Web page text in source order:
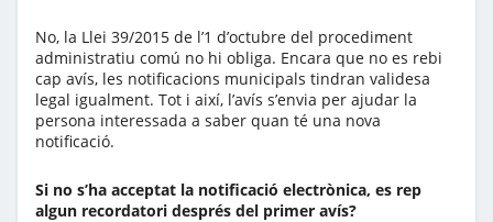
No, la Llei 39/2015 de l’1 d’octubre del procediment
administratiu comú no hi obliga. Encara que no es rebi
cap avís, les notificacions municipals tindran validesa
legal igualment. Tot i així, l’avís s’envia per ajudar la
persona interessada a saber quan té una nova
notificació.
Si no s’ha acceptat la notificació electrònica, es rep
algun recordatori després del primer avís?